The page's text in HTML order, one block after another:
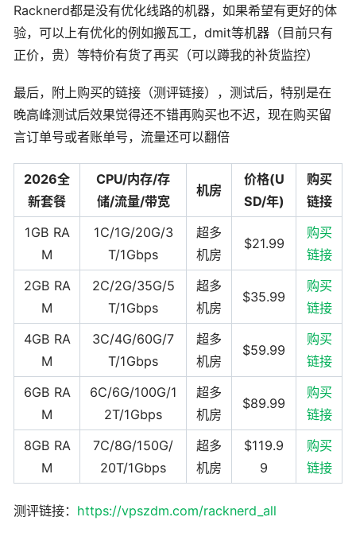
Racknerd都是没有优化线路的机器，如果希望有更好的体
验，可以上有优化的例如搬瓦工，dmit等机器（目前只有
正价，贵）等特价有货了再买（可以蹲我的补货监控）
最后，附上购买的链接（测评链接），测试后，特别是在
晚高峰测试后效果觉得还不错再购买也不迟，现在购买留
言订单号或者账单号，流量还可以翻倍
2026全
新套餐
CPU/内存/存
储/流量/带宽
机房
价格(U
SD/年)
购买
链接
1GB RA
M
1C/1G/20G/3
T/1Gbps
超多
机房
$21.99
购买
链接
2GB RA
M
2C/2G/35G/5
T/1Gbps
超多
机房
$35.99
购买
链接
4GB RA
M
3C/4G/60G/7
T/1Gbps
超多
机房
$59.99
购买
链接
6GB RA
M
6C/6G/100G/1
2T/1Gbps
超多
机房
$89.99
购买
链接
8GB RA
M
7C/8G/150G/
20T/1Gbps
超多
机房
$119.9
9
购买
链接
测评链接： https://vpszdm.com/racknerd_all